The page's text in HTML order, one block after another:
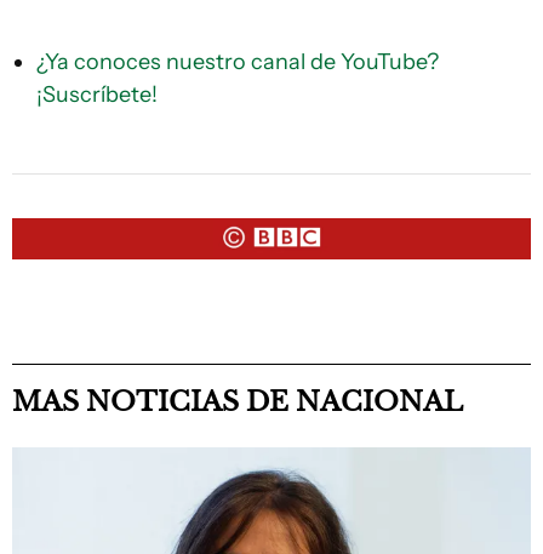
¿Ya conoces nuestro canal de YouTube?
¡Suscríbete!
MAS NOTICIAS DE NACIONAL